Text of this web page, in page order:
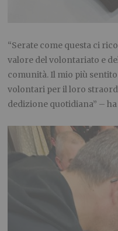
“Serate come questa ci
valore del volontariato e
comunità. Il mio più
volontari per il loro
dedizione quotidiana” –